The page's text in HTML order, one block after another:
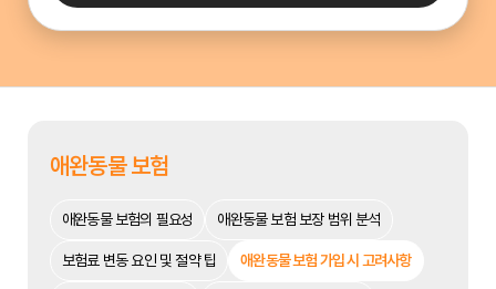
애완동물 보험
애완동물 보험의 필요성 애완동물 보험 보장 범위 분석
보험료 변동 요인 및 절약 팁 애완동물 보험 가입 시 고려사항